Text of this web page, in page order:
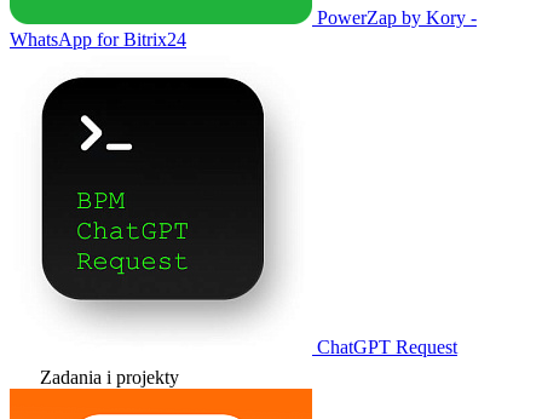
PowerZap by Kory -
WhatsApp for Bitrix24
ChatGPT Request
Zadania i projekty